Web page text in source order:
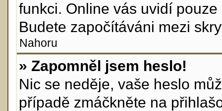
funkci. Online vás uvidí
Budete započítáváni mezi
Nahoru
» Zapomněl jsem heslo!
Nic se neděje, vaše heslo
případě zmáčkněte na